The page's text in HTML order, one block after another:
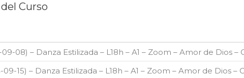
Curso
09-08) – Danza Estilizada – L18h – A1 – Zoom – Amor de Dios –
09-15) – Danza Estilizada – L18h – A1 – Zoom – Amor de Dios –